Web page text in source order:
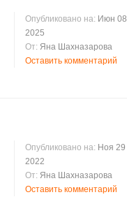
Опубликовано на: Июн 08
2025
От: Яна Шахназарова
Оставить комментарий
Опубликовано на: Ноя 29
2022
От: Яна Шахназарова
Оставить комментарий